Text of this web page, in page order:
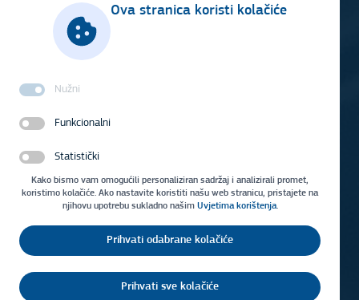
Uvjeti korištenja Impresum
Copyright © 2026 Vodovod Osijek d.o.o.
Ova stranica koristi kolačiće
Nužni
Funkcionalni
Statistički
Kako bismo vam omogućili personaliziran sadržaj i analizirali promet,
koristimo kolačiće. Ako nastavite koristiti našu web stranicu, pristajete na
njihovu upotrebu sukladno našim Uvjetima korištenja.
Prihvati odabrane kolačiće
Prihvati sve kolačiće